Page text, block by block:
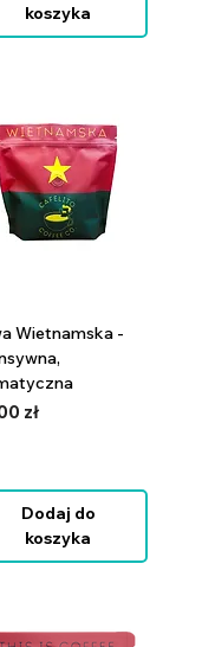
koszyka
Wietnamska -
zł
Dodaj do
koszyka